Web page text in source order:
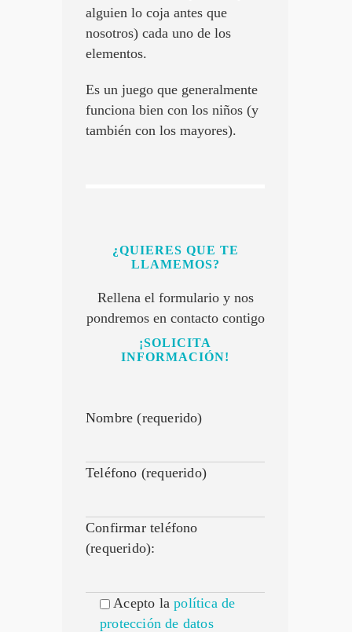
alguien lo coja antes que
nosotros) cada uno de los
elementos.
Es un juego que generalmente
funciona bien con los niños (y
también con los mayores).
¿QUIERES QUE TE
LLAMEMOS?
Rellena el formulario y nos
pondremos en contacto contigo
¡SOLICITA
INFORMACIÓN!
Nombre (requerido)
Teléfono (requerido)
Confirmar teléfono
(requerido):
Acepto lapolítica de
protección de datos